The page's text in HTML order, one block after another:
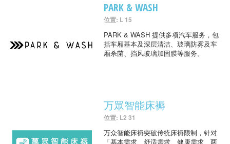
PARK & WASH
位置: L 15
PARK & WASH 提供多项汽车服务，包
括车厢基本及深层清洁、玻璃防雾及车
厢杀菌、挡风玻璃加固膜等服务。
万眾智能床褥
位置: L2 31
万众智能床褥突破传统床褥限制，针对
「基本需求、舒适需求、健康需求、两